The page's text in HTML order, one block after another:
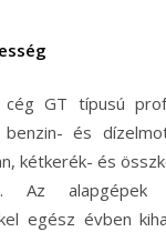
GT típusú
benzin- és
kétkerék- és
Az alapgépek
egész évben